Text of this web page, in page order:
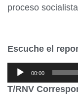
proceso
Escuche el
Reproductor
de
00:00
T/RNV